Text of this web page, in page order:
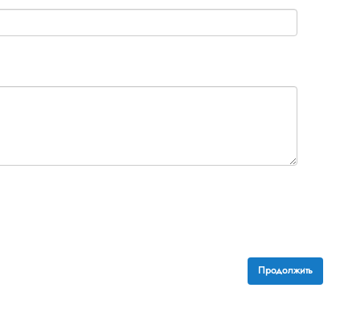
Продолжить